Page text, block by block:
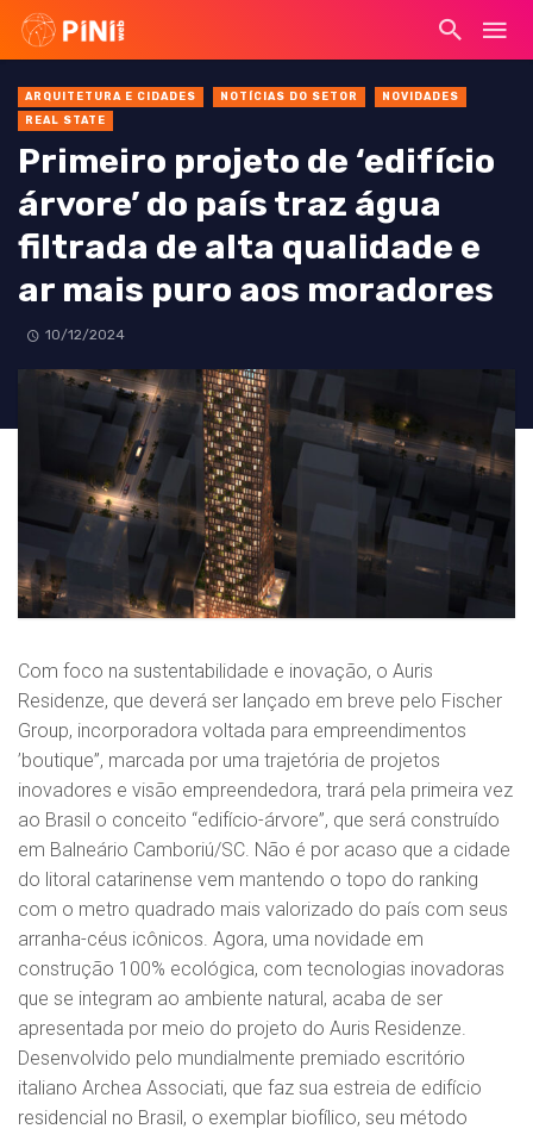
ARQUITETURA E CIDADES NOTÍCIAS DO SETOR
NOVIDADES
REAL STATE
Primeiro projeto de ‘edifício
árvore’ do país traz água
filtrada de alta qualidade e
ar mais puro aos moradores
10/12/2024
Com foco na sustentabilidade e inovação, o Auris
Residenze, que deverá ser lançado em breve pelo Fischer
Group, incorporadora voltada para empreendimentos
’boutique”, marcada por uma trajetória de projetos
inovadores e visão empreendedora, trará pela primeira vez
ao Brasil o conceito “edifício-árvore”, que será construído
em Balneário Camboriú/SC. Não é por acaso que a cidade
do litoral catarinense vem mantendo o topo do ranking
com o metro quadrado mais valorizado do país com seus
arranha-céus icônicos. Agora, uma novidade em
construção 100% ecológica, com tecnologias inovadoras
que se integram ao ambiente natural, acaba de ser
apresentada por meio do projeto do Auris Residenze.
Desenvolvido pelo mundialmente premiado escritório
italiano Archea Associati, que faz sua estreia de edifício
residencial no Brasil, o exemplar biofílico, seu método